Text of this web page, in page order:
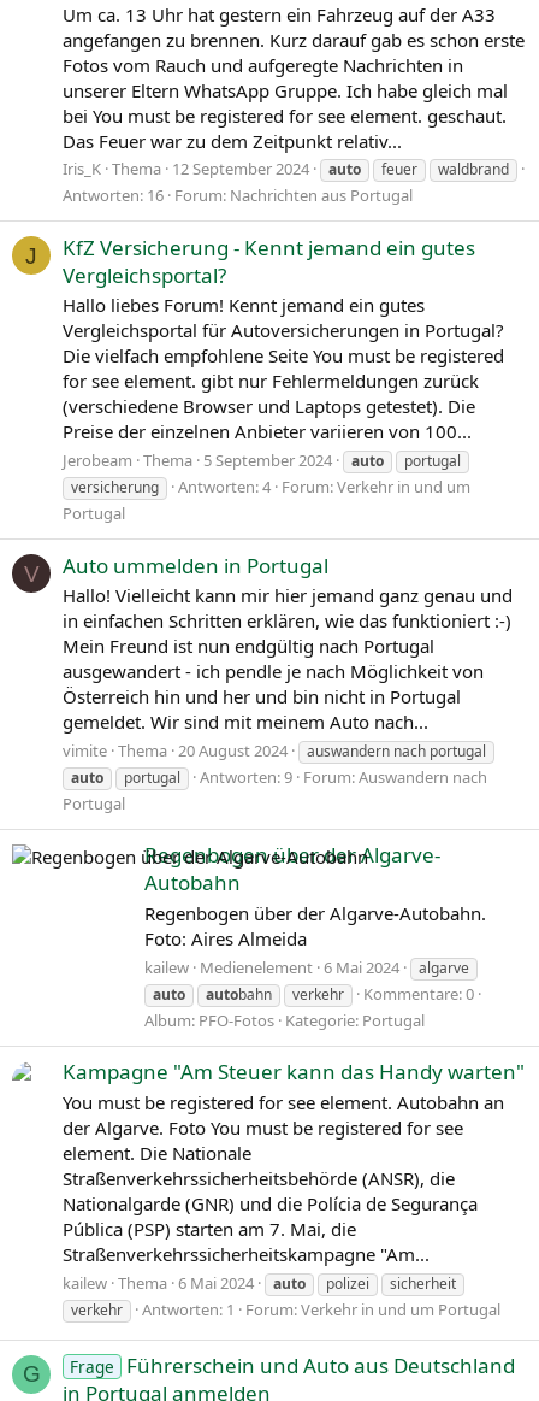
Um ca. 13 Uhr hat gestern ein Fahrzeug auf der A33
angefangen zu brennen. Kurz darauf gab es schon erste
Fotos vom Rauch und aufgeregte Nachrichten in
unserer Eltern WhatsApp Gruppe. Ich habe gleich mal
bei You must be registered for see element. geschaut.
Das Feuer war zu dem Zeitpunkt relativ...
Iris_K Thema 12 September 2024 auto feuer waldbrand
Antworten: 16 Forum: Nachrichten aus Portugal
J
KfZ Versicherung - Kennt jemand ein gutes
Vergleichsportal?
Hallo liebes Forum! Kennt jemand ein gutes
Vergleichsportal für Autoversicherungen in Portugal?
Die vielfach empfohlene Seite You must be registered
for see element. gibt nur Fehlermeldungen zurück
(verschiedene Browser und Laptops getestet). Die
Preise der einzelnen Anbieter variieren von 100...
Jerobeam Thema 5 September 2024 auto
portugal
versicherung
Antworten: 4 Forum:Verkehr in und um
Portugal
V Auto ummelden in Portugal
Hallo! Vielleicht kann mir hier jemand ganz genau und
in einfachen Schritten erklären, wie das funktioniert :-)
Mein Freund ist nun endgültig nach Portugal
ausgewandert - ich pendle je nach Möglichkeit von
Österreich hin und her und bin nicht in Portugal
gemeldet. Wir sind mit meinem Auto nach...
vimite Thema 20 August 2024
auswandern nach portugal
auto
portugal Antworten: 9 Forum:Auswandern nach
Portugal
Regenbogen über der Algarve-
Autobahn
Regenbogen über der Algarve-Autobahn.
Foto: Aires Almeida
kailew Medienelement 6 Mai 2024
algarve
auto
autobahn verkehr
Kommentare: 0
Album: PFO-Fotos Kategorie: Portugal
Kampagne "Am Steuer kann das Handy warten"
You must be registered for see element. Autobahn an
der Algarve. Foto You must be registered for see
element. Die Nationale
Straßenverkehrssicherheitsbehörde (ANSR), die
Nationalgarde (GNR) und die Polícia de Segurança
Pública (PSP) starten am 7. Mai, die
Straßenverkehrssicherheitskampagne "Am...
kailew Thema 6 Mai 2024 auto polizei
sicherheit
verkehr
Antworten: 1 Forum:Verkehr in und um Portugal
G Frage
Führerschein und Auto aus Deutschland
in Portugal anmelden